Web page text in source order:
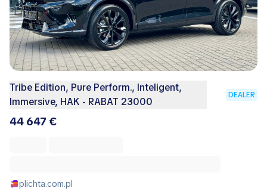
Tribe Edition, Pure Perform., Inteligent,
Immersive, HAK - RABAT 23000
DEALER
44 647 €
plichta.com.pl